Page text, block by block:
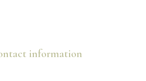
information